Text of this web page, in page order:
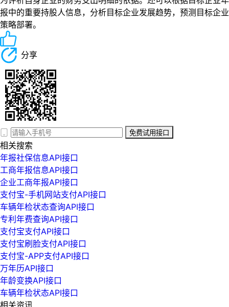
报中的重要持股人信息，分析目标企业发展趋势，预测目标企业
策略部署。
分享
免费试用接口
相关搜索
年报社保信息API接口
工商年报信息API接口
企业工商年报API接口
支付宝-手机网站支付API接口
车辆年检状态查询API接口
专利年费查询API接口
支付宝支付API接口
支付宝刷脸支付API接口
支付宝-APP支付API接口
万年历API接口
年龄变换API接口
车辆年检状态API接口
相关资讯